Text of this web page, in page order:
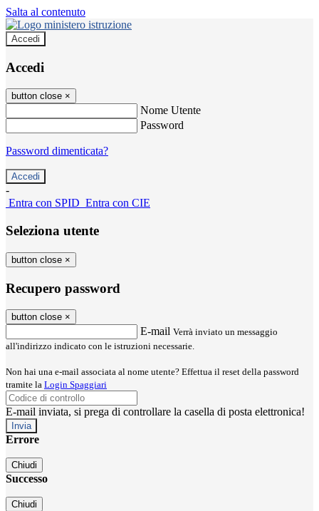
Salta al contenuto
Accedi
Accedi
button close ×
Nome Utente
Password
Password dimenticata?
-
Entra con SPID Entra con CIE
Seleziona utente
button close ×
Recupero password
button close ×
E-mail Verrà inviato un messaggio
all'indirizzo indicato con le istruzioni necessarie.
Non hai una e-mail associata al nome utente? Effettua il reset della password
tramite la Login Spaggiari
E-mail inviata, si prega di controllare la casella di posta elettronica!
Errore
Chiudi
Successo
Chiudi